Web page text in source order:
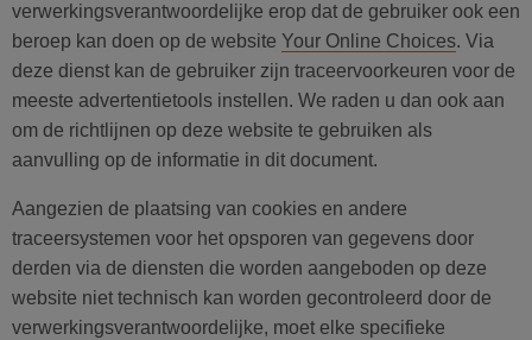
verwerkingsverantwoordelijke erop dat de gebruiker ook een
beroep kan doen op de website Your Online Choices. Via
deze dienst kan de gebruiker zijn traceervoorkeuren voor de
meeste advertentietools instellen. We raden u dan ook aan
om de richtlijnen op deze website te gebruiken als
aanvulling op de informatie in dit document.
Aangezien de plaatsing van cookies en andere
traceersystemen voor het opsporen van gegevens door
derden via de diensten die worden aangeboden op deze
website niet technisch kan worden gecontroleerd door de
verwerkingsverantwoordelijke, moet elke specifieke